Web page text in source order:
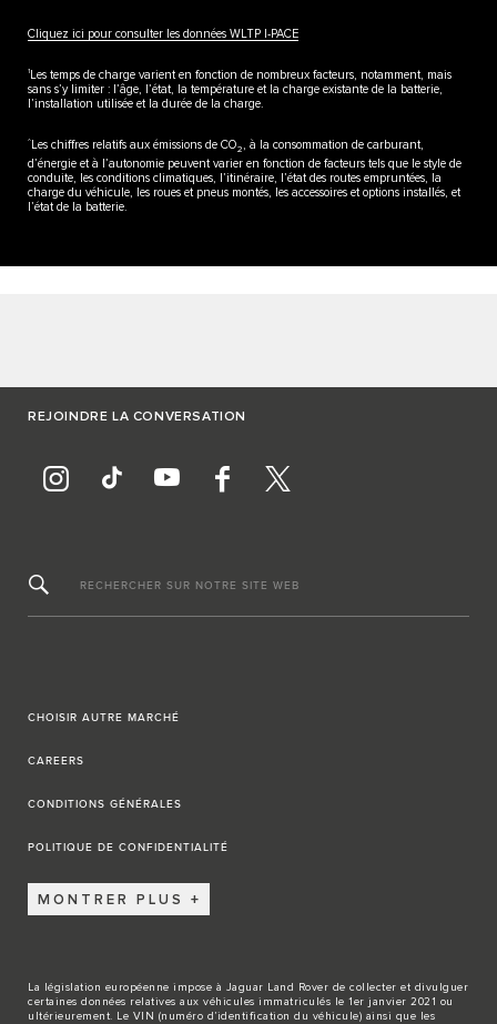
Cliquez ici pour consulter les données WLTP I-PACE
1
Les temps de charge varient en fonction de nombreux facteurs, notamment, mais
sans s’y limiter : l’âge, l’état, la température et la charge existante de la batterie,
l’installation utilisée et la durée de la charge.
^ Les chiffres relatifs aux émissions de CO2
, à la consommation de carburant,
d’énergie et à l’autonomie peuvent varier en fonction de facteurs tels que le style de
conduite, les conditions climatiques, l’itinéraire, l’état des routes empruntées, la
charge du véhicule, les roues et pneus montés, les accessoires et options installés, et
l’état de la batterie.
REJOINDRE LA CONVERSATION
RECHERCHER SUR NOTRE SITE WEB
CHOISIR AUTRE MARCHÉ
CAREERS
CONDITIONS GÉNÉRALES
POLITIQUE DE CONFIDENTIALITÉ
MONTRER PLUS
La législation européenne impose à Jaguar Land Rover de collecter et divulguer
certaines données relatives aux véhicules immatriculés le 1er janvier 2021 ou
ultérieurement. Le VIN (numéro d’identification du véhicule) ainsi que les